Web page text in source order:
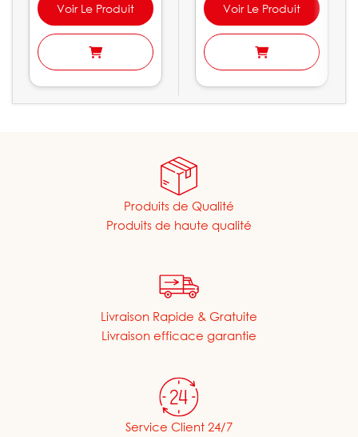
Voir Le Produit Voir Le Produit
Produits de Qualité
Produits de haute qualité
Livraison Rapide & Gratuite
Livraison efficace garantie
Service Client 24/7